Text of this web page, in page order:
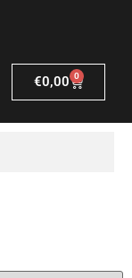
€0,00 0